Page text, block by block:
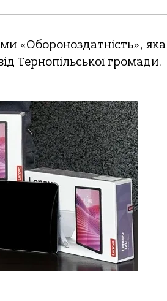
«Обороноздатність», яка
Тернопільської громади.